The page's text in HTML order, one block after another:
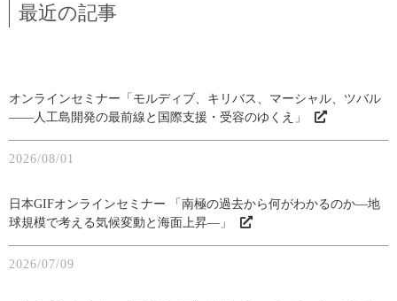
最近の記事
オンラインセミナー「モルディブ、キリバス、マーシャル、ツバル
――人工島開発の最前線と国際支援・受容のゆくえ」
2026/08/01
日本GIFオンラインセミナー 「南極の過去から何がわかるのか―地
球規模で考える気候変動と海面上昇―」
2026/07/09